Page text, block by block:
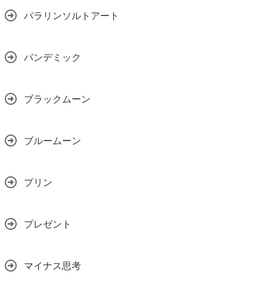
パラリンソルトアート
パンデミック
ブラックムーン
ブルームーン
プリン
プレゼント
マイナス思考